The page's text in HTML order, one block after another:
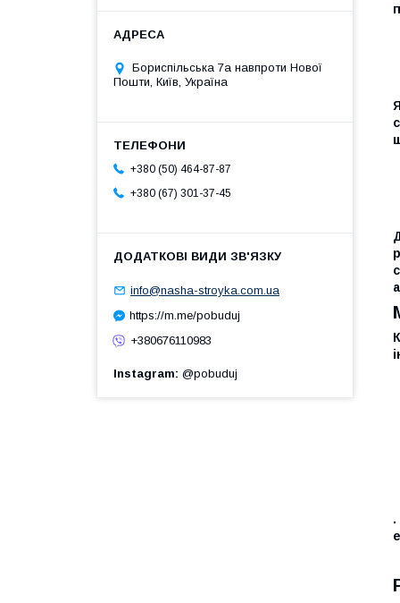
.
Бориспільська 7а навпроти Нової
Пошти, Київ, Україна
+380 (50) 464-87-87
+380 (67) 301-37-45
info@nasha-stroyka.com.ua
https://m.me/pobuduj
+380676110983
Instagram @pobuduj